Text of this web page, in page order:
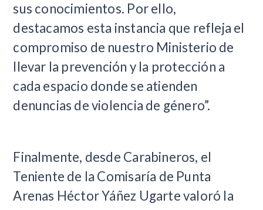
sus conocimientos. Por ello,
destacamos esta instancia que refleja el
compromiso de nuestro Ministerio de
llevar la prevención y la protección a
cada espacio donde se atienden
denuncias de violencia de género”.
Finalmente, desde Carabineros, el
Teniente de la Comisaría de Punta
Arenas Héctor Yáñez Ugarte valoró la